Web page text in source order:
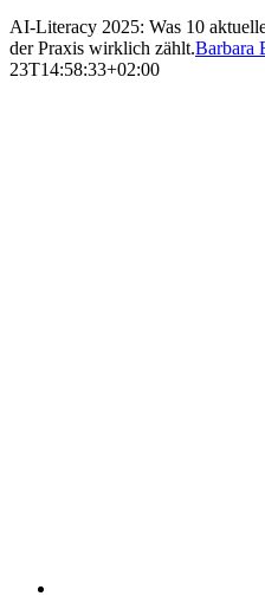
AI-Literacy 2025: Was 10
der Praxis wirklich zählt.Barbara
23T14:58:33+02:00